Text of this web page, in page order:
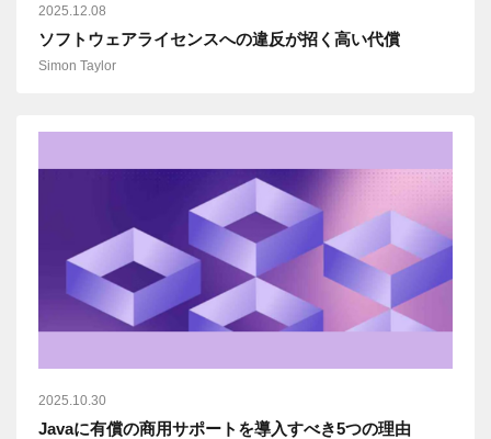
2025.12.08
ソフトウェアライセンスへの違反が招く高い代償
Simon Taylor
2025.10.30
Javaに有償の商用サポートを導入すべき5つの理由